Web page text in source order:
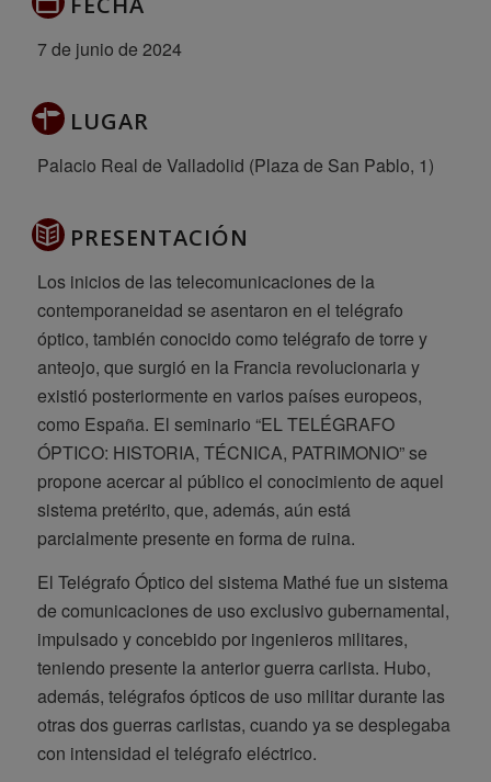
7 de junio de 2024
LUGAR
Palacio Real de Valladolid (Plaza de San Pablo, 1)
PRESENTACIÓN
Los inicios de las telecomunicaciones de la
contemporaneidad se asentaron en el telégrafo
óptico, también conocido como telégrafo de torre y
anteojo, que surgió en la Francia revolucionaria y
existió posteriormente en varios países europeos,
como España. El seminario “EL TELÉGRAFO
ÓPTICO: HISTORIA, TÉCNICA, PATRIMONIO” se
propone acercar al público el conocimiento de aquel
sistema pretérito, que, además, aún está
parcialmente presente en forma de ruina.
El Telégrafo Óptico del sistema Mathé fue un sistema
de comunicaciones de uso exclusivo gubernamental,
impulsado y concebido por ingenieros militares,
teniendo presente la anterior guerra carlista. Hubo,
además, telégrafos ópticos de uso militar durante las
otras dos guerras carlistas, cuando ya se desplegaba
con intensidad el telégrafo eléctrico.